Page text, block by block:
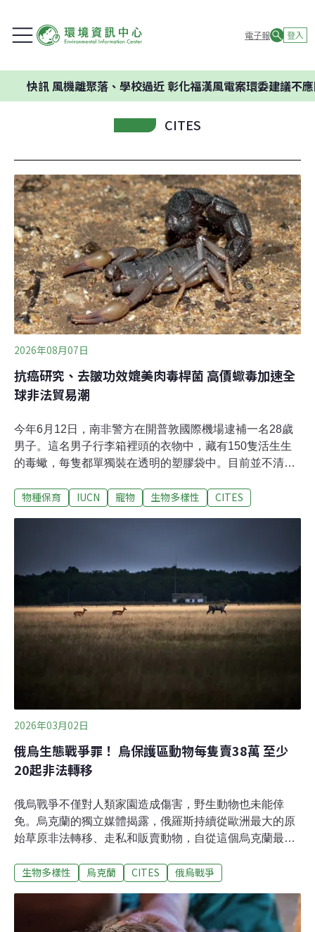
電子報 登入
風機離聚落、學校過近 彰化福漢風電案環委建議不應開發
CITES
2026年08月07日
抗癌研究、去皺功效媲美肉毒桿菌 高價蠍毒加速全
球非法貿易潮
今年6月12日，南非警方在開普敦國際機場逮補一名28歲
男子。這名男子行李箱裡頭的衣物中，藏有150隻活生生
的毒蠍，每隻都單獨裝在透明的塑膠袋中。目前並不清楚
警方特別單位「庫爾斯河家畜竊盜與瀕危物種小組」主
子涉嫌非法持有野生動物，違反《自然與環境條例》（the
Nature and Environmental Ordinance Act）而被捕。全案
正在調查中，尚不確定這些蠍子的商業價值。目前，這些
蠍子由當地動保組織好望角防止虐待動物協會（Cape of
Good Hope SPCA）照護。他們在社群媒體發布聲明，會
確保蠍子獲得妥善照護，並盡可能將牠們送回原棲地。野
物種保育 IUCN 寵物 生物多樣性 CITES
2026年03月02日
俄烏生態戰爭罪！ 烏保護區動物每隻賣38萬 至少
20起非法轉移
俄烏戰爭不僅對人類家園造成傷害，野生動物也未能倖
免。烏克蘭的獨立媒體揭露，俄羅斯持續從歐洲最大的原
始草原非法轉移、走私和販賣動物，自從這個烏克蘭最古
始出現在俄羅斯的二手交易網站上，被公然兜售。公然兜
Biosphere Reserve）是烏克蘭最古老的自然保護區，也
是重要的自然科學研究據點，其歷史可追溯至1898年。這
生物多樣性 烏克蘭 CITES 俄烏戰爭